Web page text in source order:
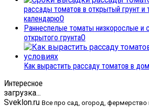
рассады томатов в открытый грунт и
календарю0
Раннеспелые томаты низкорослые и
открытого грунта0
Как вырастить рассаду томатов в
Интересное
загрузка...
Sveklon.ru Все про сад, огород, фермерство